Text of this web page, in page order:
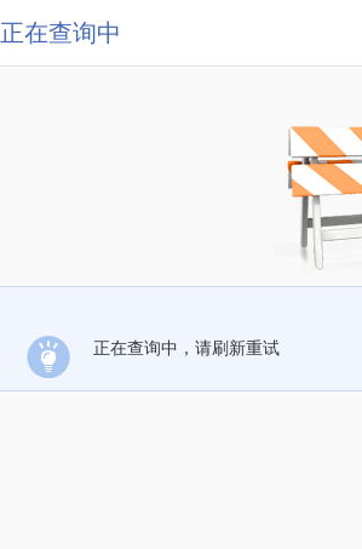
正在查询中
正在查询中，请刷新重试